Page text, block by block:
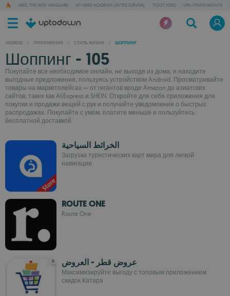
ARES: THE IRON VANGUARD MY HERO ACADEMIA UNITED SURVIVAL TICKET HERO VPN-ПРИЛОЖЕНИЯ
ANDROID / ПРИЛОЖЕНИЯ / СТИЛЬ ЖИЗНИ / ШОППИНГ
Шоппинг - 105
Покупайте все необходимое онлайн, не выходя из дома, и находите
выгодные предложения, пользуясь устройством Android. Просматривайте
товары на маркетплейсах — от гигантов вроде Amazon до азиатских
сайтов, таких как AliExpress и SHEIN. Откройте для себя приложения для
покупки и продажи вещей с рук и получайте уведомления о быстрых
распродажах. Покупайте с умом, платите меньше и пользуйтесь
бесплатной доставкой
الخرائط السياحية
Загрузка туристических карт мира для легкой
навигации
ROUTE ONE
Route One
عروض قطر - العروض
Максимизируйте выгоду с топовым приложением
скидок Катара